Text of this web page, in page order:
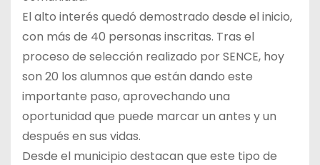
El alto interés quedó demostrado desde el inicio,
con más de 40 personas inscritas. Tras el
proceso de selección realizado por SENCE, hoy
son 20 los alumnos que están dando este
importante paso, aprovechando una
oportunidad que puede marcar un antes y un
después en sus vidas.
Desde el municipio destacan que este tipo de